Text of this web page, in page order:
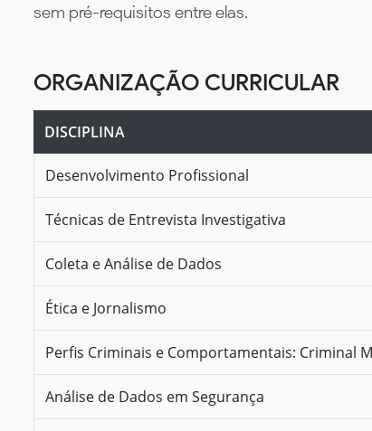
sem pré-requisitos entre elas.
ORGANIZAÇÃO CURRICULAR
DISCIPLINA
Desenvolvimento Profissional
Técnicas de Entrevista Investigativa
Coleta e Análise de Dados
Ética e Jornalismo
Perfis Criminais e Comportamentais: Criminal
Análise de Dados em Segurança